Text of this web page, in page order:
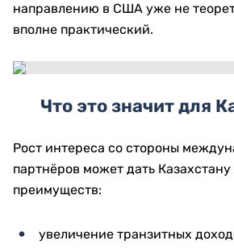
направлению в США уже не
вполне практический.
Что это значит для
Рост интереса со стороны
партнёров может дать
преимуществ:
увеличение транзитных